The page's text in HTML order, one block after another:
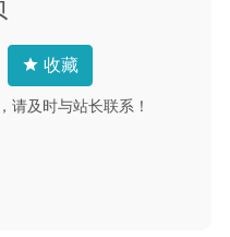
收藏
请及时与站长联系！
提取工具 2023-03-24